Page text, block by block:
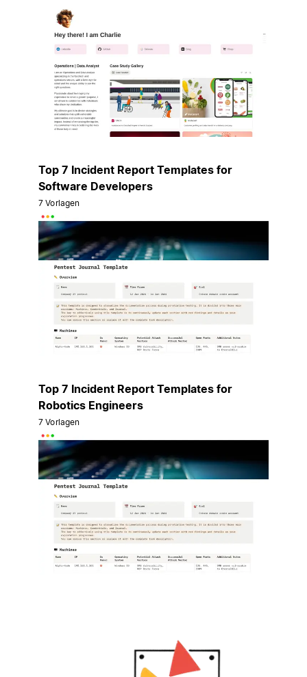
Top 7 Incident Report Templates for
Software Developers
7 Vorlagen
Top 7 Incident Report Templates for
Robotics Engineers
7 Vorlagen